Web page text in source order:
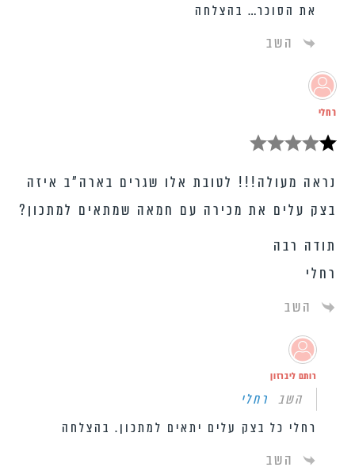
את הסוכר… בהצלחה
השב
רחלי
נראה מעולה!!! לטובת אלו שגרים בארה”ב איזה
בצק עלים את מכירה עם חמאה שמתאים למתכון?
תודה רבה
רחלי
השב
רותם ליברזון
השב רחלי
רחלי כל בצק עלים יתאים למתכון. בהצלחה
השב